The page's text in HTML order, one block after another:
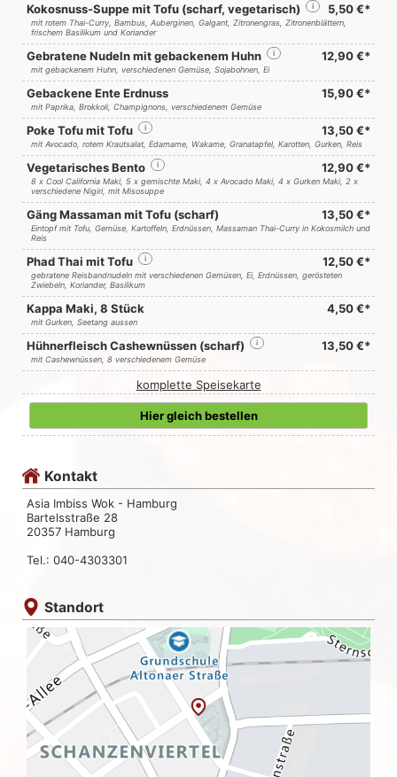
Kokosnuss-Suppe mit Tofu (scharf, vegetarisch)
i 5,50 €*
mit rotem Thai-Curry, Bambus, Auberginen, Galgant, Zitronengras, Zitronenblättern,
frischem Basilikum und Koriander
Gebratene Nudeln mit gebackenem Huhn i 12,90 €*
mit gebackenem Huhn, verschiedenen Gemüse, Sojabohnen, Ei
Gebackene Ente Erdnuss 15,90 €*
mit Paprika, Brokkoli, Champignons, verschiedenem Gemüse
Poke Tofu mit Tofu i 13,50 €*
mit Avocado, rotem Krautsalat, Edamame, Wakame, Granatapfel, Karotten, Gurken, Reis
Vegetarisches Bento i 12,90 €*
8 x Cool California Maki, 5 x gemischte Maki, 4 x Avocado Maki, 4 x Gurken Maki, 2 x
verschiedene Nigiri, mit Misosuppe
Gäng Massaman mit Tofu (scharf) 13,50 €*
Eintopf mit Tofu, Gemüse, Kartoffeln, Erdnüssen, Massaman Thai-Curry in Kokosmilch und
Reis
Phad Thai mit Tofu i 12,50 €*
gebratene Reisbandnudeln mit verschiedenen Gemüsen, Ei, Erdnüssen, gerösteten
Zwiebeln, Koriander, Basilikum
Kappa Maki, 8 Stück 4,50 €*
mit Gurken, Seetang aussen
Hühnerfleisch Cashewnüssen (scharf) i 13,50 €*
mit Cashewnüssen, 8 verschiedenem Gemüse
komplette Speisekarte
Hier gleich bestellen
Kontakt
Asia Imbiss Wok - Hamburg
Bartelsstraße 28
20357 Hamburg
Tel.: 040-4303301
Standort